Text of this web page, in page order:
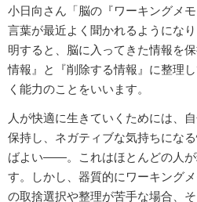
小日向さん「脳の『ワーキングメ
言葉が最近よく聞かれるようにな
明すると、脳に入ってきた情報を
情報』と『削除する情報』に整理
く能力のことをいいます。
人が快適に生きていくためには、
保持し、ネガティブな気持ちにな
ばよい――。これはほとんどの人が
す。しかし、器質的にワーキング
の取捨選択や整理が苦手な場合、